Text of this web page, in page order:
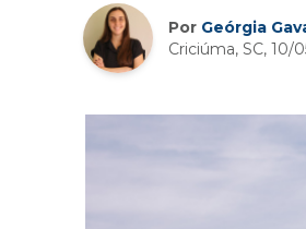
Por Geórgia
Criciúma, SC, 10/